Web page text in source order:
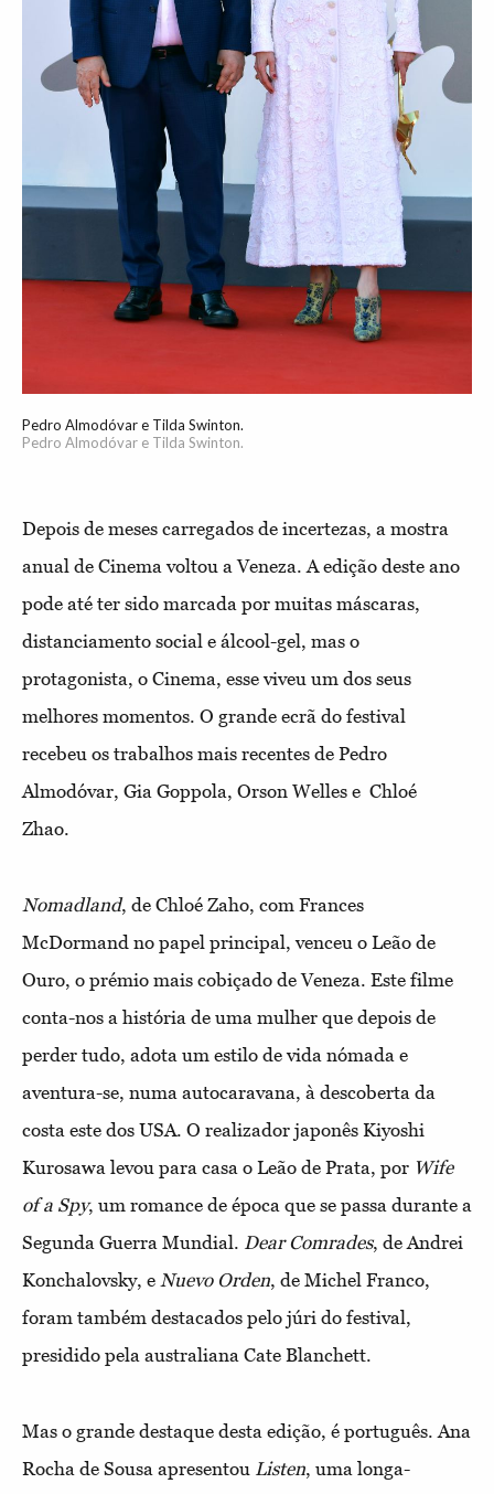
Pedro Almodóvar e Tilda Swinton.
Pedro Almodóvar e Tilda Swinton.
Depois de meses carregados de incertezas, a mostra
anual de Cinema voltou a Veneza. A edição deste ano
pode até ter sido marcada por muitas máscaras,
distanciamento social e álcool-gel, mas o
protagonista, o Cinema, esse viveu um dos seus
melhores momentos. O grande ecrã do festival
recebeu os trabalhos mais recentes de Pedro
Almodóvar, Gia Goppola, Orson Welles e Chloé
Zhao.
Nomadland, de Chloé Zaho, com Frances
McDormand no papel principal, venceu o Leão de
Ouro, o prémio mais cobiçado de Veneza. Este filme
conta-nos a história de uma mulher que depois de
perder tudo, adota um estilo de vida nómada e
aventura-se, numa autocaravana, à descoberta da
costa este dos USA. O realizador japonês Kiyoshi
Kurosawa levou para casa o Leão de Prata, por Wife
of a Spy, um romance de época que se passa durante a
Segunda Guerra Mundial. Dear Comrades, de Andrei
Konchalovsky, e Nuevo Orden, de Michel Franco,
foram também destacados pelo júri do festival,
presidido pela australiana Cate Blanchett.
Mas o grande destaque desta edição, é português. Ana
Rocha de Sousa apresentou Listen, uma longa-